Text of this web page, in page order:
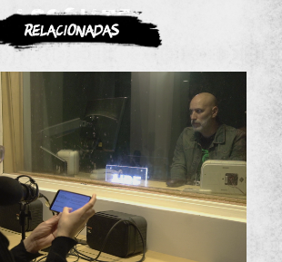
ASOCIATE
Relacionadas